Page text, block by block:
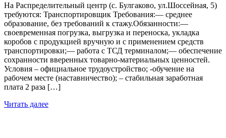
На Распределительный центр (с. Булгаково, ул.Шоссейная, 5)
требуются: Транспортировщик Требования:— среднее
образование, без требований к стажу.Обязанности:—
своевременная погрузка, выгрузка и переноска, укладка
коробов с продукцией вручную и с применением средств
транспортировки;— работа с ТСД терминалом;— обеспечение
сохранности вверенных товарно-материальных ценностей.
Условия – официальное трудоустройство; -обучение на
рабочем месте (наставничество); – стабильная заработная
плата 2 раза […]
Читать далее